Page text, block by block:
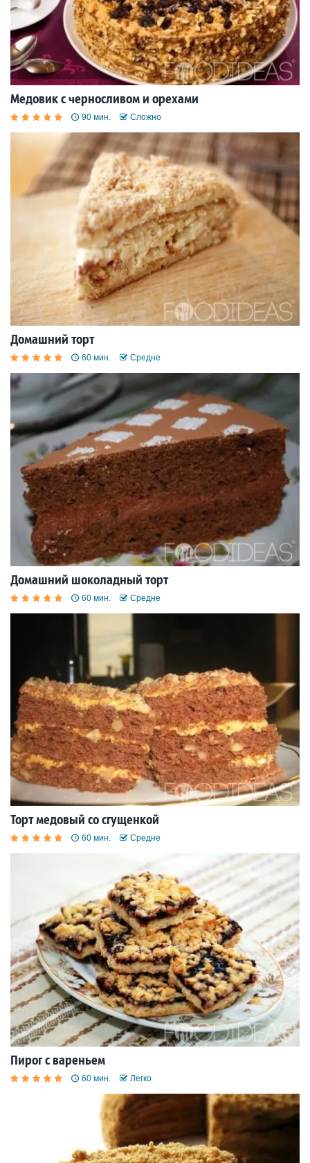
Медовик с черносливом и орехами
90 мин. Сложно
Домашний торт
60 мин. Средне
Домашний шоколадный торт
60 мин. Средне
Торт медовый со сгущенкой
60 мин. Средне
Пирог с вареньем
60 мин. Легко